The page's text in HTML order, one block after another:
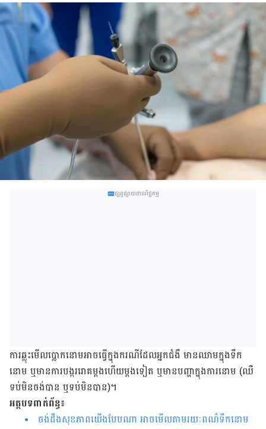
ផ្សព្វផ្សាយពាណិជ្ជកម្ម
ការ​ឆ្លុះ​មើល​ប្លោក​នោម​អាច​ធ្វើ​ក្នុង​ករណី​ដែល​អ្នក​ជំងឺ មាន​ឈាម​ក្នុង​ទឹក​
នោម ឬ​មាន​ការ​បង្ករ​រោគ​ម្តង​ហើយ​ម្តង​ទៀត ឬ​មាន​បញ្ហា​ក្នុង​ការ​នោម (ឈឺ​
ទប់​មិន​ចង់​បាន ឬ​ទប់​មិន​បាន)។
អត្ថបទពាក់ព័ន្ធ៖
ចង់ដឹងសុខភាពយើងបែបណា អាចមើលតាមរយៈពណ៌ទឹកនោម